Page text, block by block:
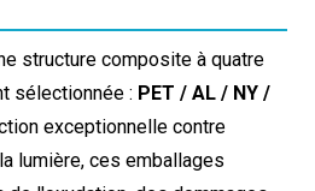
structure composite à quatre
sélectionnée : PET / AL / NY /
exceptionnelle contre
lumière, ces emballages